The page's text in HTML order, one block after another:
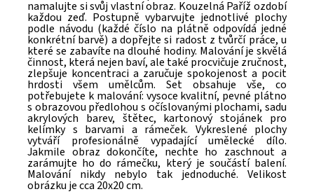
namalujte si svůj vlastní obraz. Kouzelná Paříž ozdobí
každou zeď. Postupně vybarvujte jednotlivé plochy
podle návodu (každé číslo na plátně odpovídá jedné
konkrétní barvě) a dopřejte si radost z tvůrčí práce, u
které se zabavíte na dlouhé hodiny. Malování je skvělá
činnost, která nejen baví, ale také procvičuje zručnost,
zlepšuje koncentraci a zaručuje spokojenost a pocit
hrdosti všem umělcům. Set obsahuje vše, co
potřebujete k malování: vysoce kvalitní, pevné plátno
s obrazovou předlohou s očíslovanými plochami, sadu
akrylových barev, štětec, kartonový stojánek pro
kelímky s barvami a rámeček. Vykreslené plochy
vytváří profesionálně vypadající umělecké dílo.
Jakmile obraz dokončíte, nechte ho zaschnout a
zarámujte ho do rámečku, který je součástí balení.
Malování nikdy nebylo tak jednoduché. Velikost
obrázku je cca 20x20 cm.